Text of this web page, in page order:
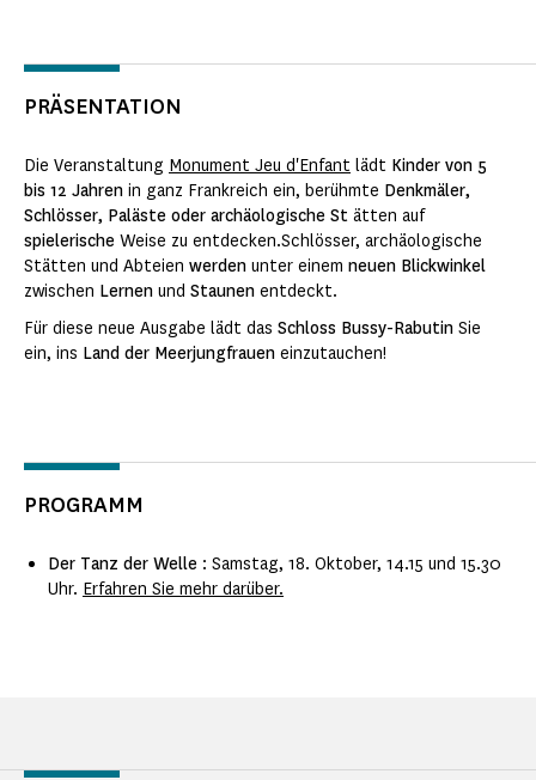
PRÄSENTATION
Die Veranstaltung Monument Jeu d'Enfant lädt Kinder von 5
bis 12 Jahren in ganz Frankreich ein, berühmte Denkmäler,
Schlösser, Paläste oder archäologische St ätten auf
spielerische Weise zu entdecken.Schlösser, archäologische
Stätten und Abteien werden unter einem neuen Blickwinkel
zwischen Lernen und Staunen entdeckt.
Für diese neue Ausgabe lädt das Schloss Bussy-Rabutin Sie
ein, ins Land der Meerjungfrauen einzutauchen!
PROGRAMM
Der Tanz der Welle : Samstag, 18. Oktober, 14.15 und 15.30
Uhr. Erfahren Sie mehr darüber.